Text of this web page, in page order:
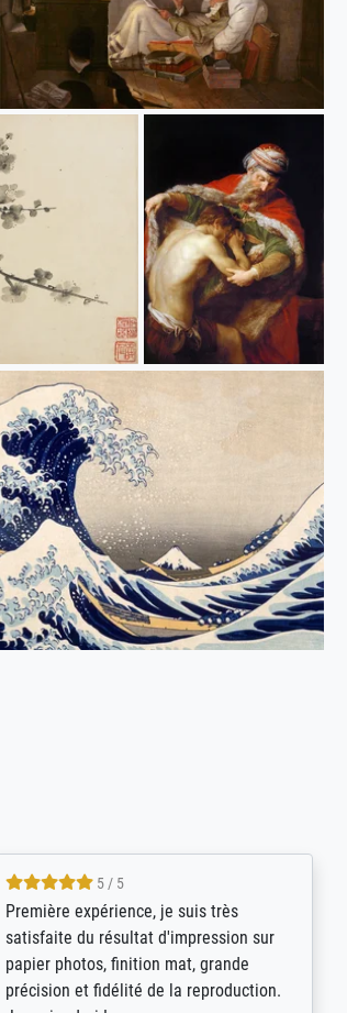
4.8 / 5
Qualité absolument irréprochable.
Extraordinaire diversité des thèmes
abordés et personnalisation des
demandes (recadrage, réajustement des